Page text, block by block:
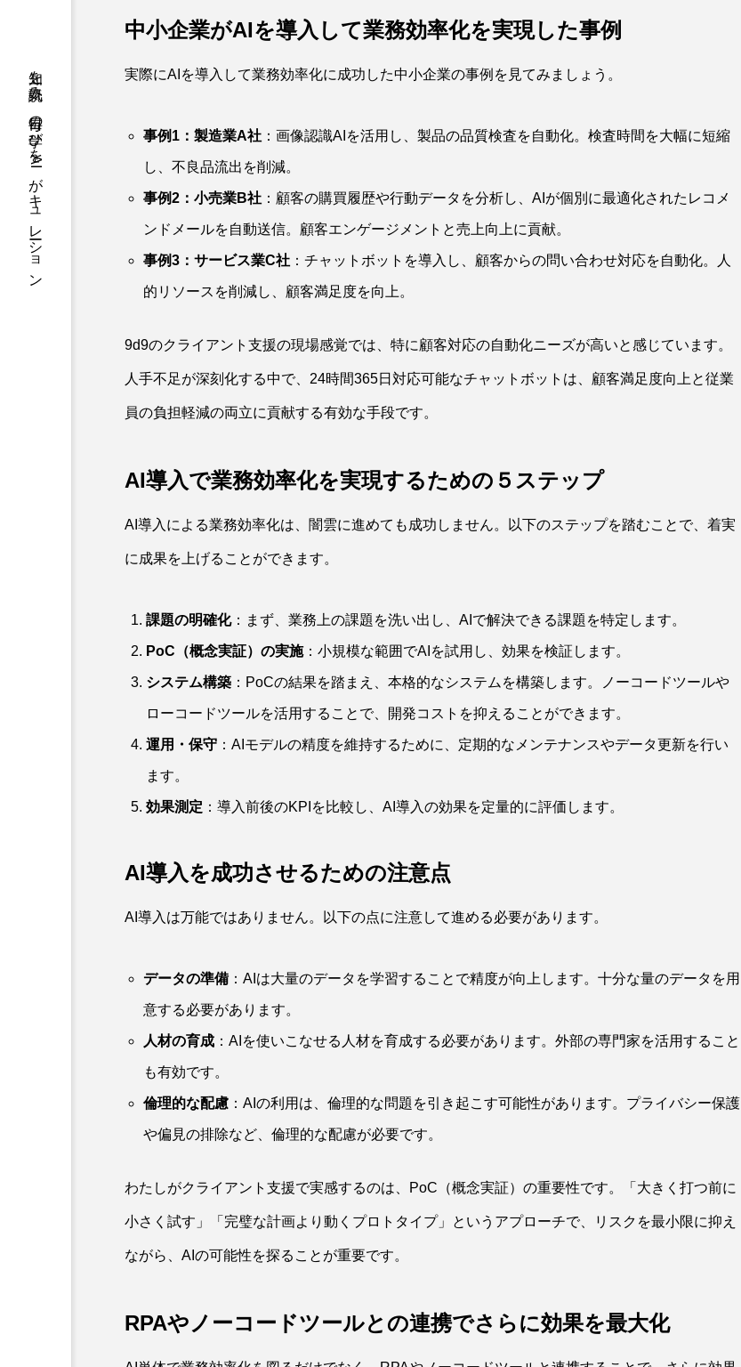
知を一気読み。毎日の学びをAIがキュレーション
中小企業がAIを導入して業務効率化を実現した事例
実際にAIを導入して業務効率化に成功した中小企業の事例を見てみましょう。
事例1：製造業A社：画像認識AIを活用し、製品の品質検査を自動化。検査時間を大幅に短縮
し、不良品流出を削減。
事例2：小売業B社：顧客の購買履歴や行動データを分析し、AIが個別に最適化されたレコメ
ンドメールを自動送信。顧客エンゲージメントと売上向上に貢献。
事例3：サービス業C社：チャットボットを導入し、顧客からの問い合わせ対応を自動化。人
的リソースを削減し、顧客満足度を向上。
9d9のクライアント支援の現場感覚では、特に顧客対応の自動化ニーズが高いと感じています。
人手不足が深刻化する中で、24時間365日対応可能なチャットボットは、顧客満足度向上と従業
員の負担軽減の両立に貢献する有効な手段です。
AI導入で業務効率化を実現するための５ステップ
AI導入による業務効率化は、闇雲に進めても成功しません。以下のステップを踏むことで、着実
に成果を上げることができます。
課題の明確化：まず、業務上の課題を洗い出し、AIで解決できる課題を特定します。
PoC（概念実証）の実施：小規模な範囲でAIを試用し、効果を検証します。
システム構築 ：PoCの結果を踏まえ、本格的なシステムを構築します。ノーコードツールや
ローコードツールを活用することで、開発コストを抑えることができます。
運用・保守 ：AIモデルの精度を維持するために、定期的なメンテナンスやデータ更新を行い
ます。
効果測定 ：導入前後のKPIを比較し、AI導入の効果を定量的に評価します。
AI導入を成功させるための注意点
AI導入は万能ではありません。以下の点に注意して進める必要があります。
データの準備：AIは大量のデータを学習することで精度が向上します。十分な量のデータを用
意する必要があります。
人材の育成：AIを使いこなせる人材を育成する必要があります。外部の専門家を活用すること
も有効です。
倫理的な配慮：AIの利用は、倫理的な問題を引き起こす可能性があります。プライバシー保護
や偏見の排除など、倫理的な配慮が必要です。
わたしがクライアント支援で実感するのは、PoC（概念実証）の重要性です。「大きく打つ前に
小さく試す」「完璧な計画より動くプロトタイプ」というアプローチで、リスクを最小限に抑え
ながら、AIの可能性を探ることが重要です。
RPAやノーコードツールとの連携でさらに効果を最大化